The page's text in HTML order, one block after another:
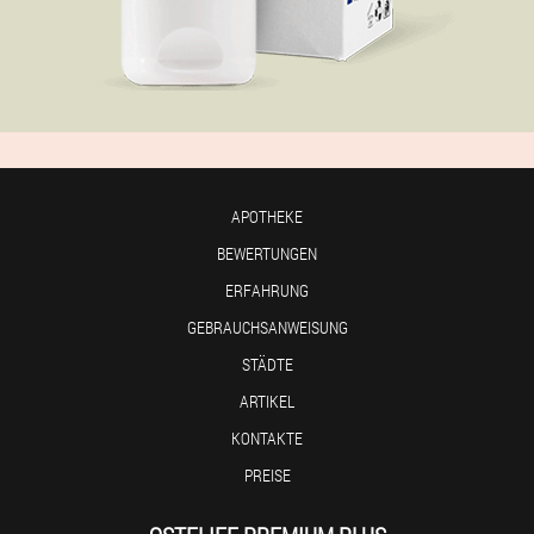
APOTHEKE
BEWERTUNGEN
ERFAHRUNG
GEBRAUCHSANWEISUNG
STÄDTE
ARTIKEL
KONTAKTE
PREISE